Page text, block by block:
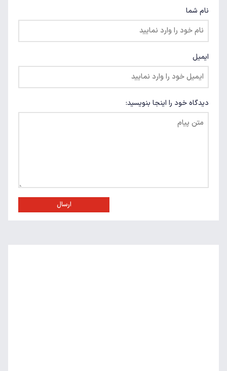
نام شما
ایمیل
دیدگاه خود را اینجا بنویسید:
ارسال